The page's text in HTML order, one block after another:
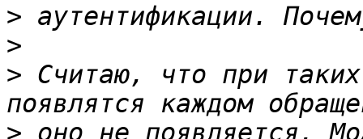
>
>
> Считаю, что при
> оно не появляется.